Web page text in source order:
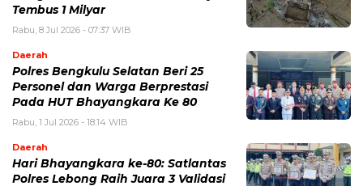
Tembus 1 Milyar
Rabu, 8 Jul 2026 - 07:37 WIB
Daerah
Polres Bengkulu Selatan Beri 25
Personel dan Warga Berprestasi
Pada HUT Bhayangkara Ke 80
Rabu, 1 Jul 2026 - 18:14 WIB
Daerah
Hari Bhayangkara ke-80: Satlantas
Polres Lebong Raih Juara 3 Validasi